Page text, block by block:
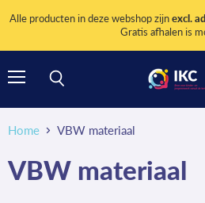
Alle producten in deze webshop zijnexcl.
Gratis afhalen is
Home VBW materiaal
VBW materiaal